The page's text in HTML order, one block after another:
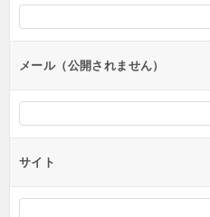
メール（公開されません）
サイト